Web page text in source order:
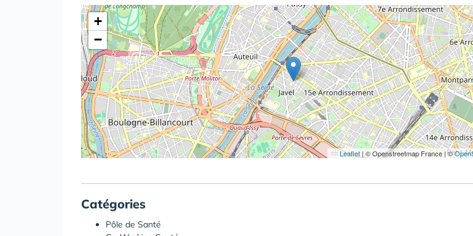
+
−
Leaflet | © Openstreetmap France | ©
Catégories
Pôle de Santé